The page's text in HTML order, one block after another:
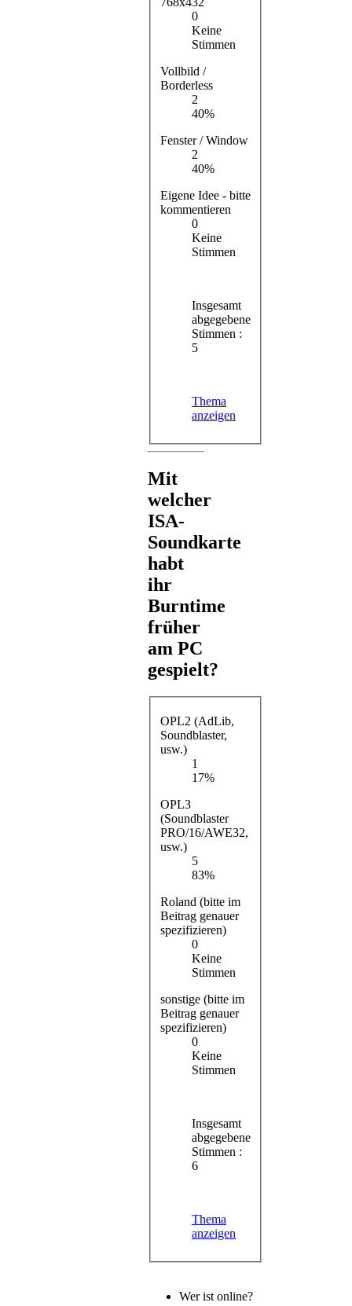
0
Keine
Stimmen
Vollbild /
Borderless
2
40%
Fenster / Window
2
40%
Eigene Idee - bitte
kommentieren
0
Keine
Stimmen
Insgesamt
abgegebene
Stimmen :
5
Thema
anzeigen
Mit
welcher
ISA-
Soundkarte
habt
ihr
Burntime
früher
am PC
gespielt?
OPL2 (AdLib,
Soundblaster,
usw.)
1
17%
OPL3
(Soundblaster
PRO/16/AWE32,
usw.)
5
83%
Roland (bitte im
Beitrag genauer
spezifizieren)
0
Keine
Stimmen
sonstige (bitte im
Beitrag genauer
spezifizieren)
0
Keine
Stimmen
Insgesamt
abgegebene
Stimmen :
6
Thema
anzeigen
Wer ist online?